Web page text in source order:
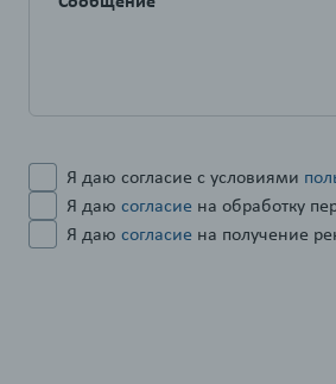
Я даю согласие с условиями
Я даю согласие на обработку
Я даю согласие на получение